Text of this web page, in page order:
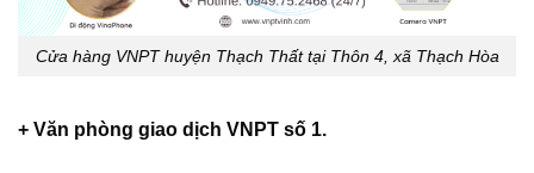
Cửa hàng VNPT huyện Thạch Thất tại Thôn 4, xã Thạch Hòa
+ Văn phòng giao dịch VNPT số 1.